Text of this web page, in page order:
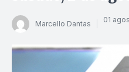
Marcello Dantas 01